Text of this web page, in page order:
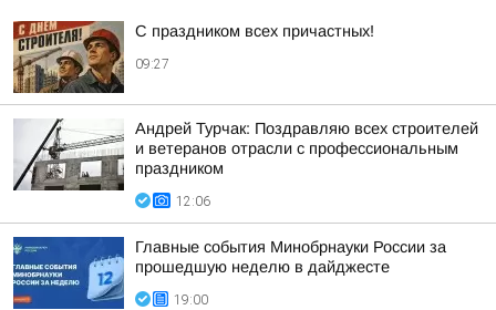
С праздником всех причастных!
09:27
Андрей Турчак: Поздравляю всех строителей
и ветеранов отрасли с профессиональным
праздником
12:06
Главные события Минобрнауки России за
прошедшую неделю в дайджесте
19:00